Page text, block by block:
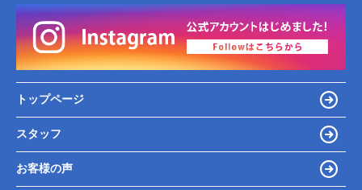
トップページ
スタッフ
お客様の声